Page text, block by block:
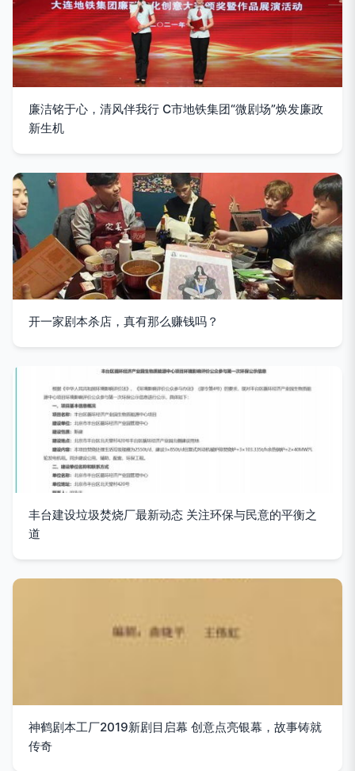
廉洁铭于心，清风伴我行 C市地铁集团“微剧场”焕发廉政
新生机
开一家剧本杀店，真有那么赚钱吗？
丰台建设垃圾焚烧厂最新动态 关注环保与民意的平衡之
道
神鹤剧本工厂2019新剧目启幕 创意点亮银幕，故事铸就
传奇